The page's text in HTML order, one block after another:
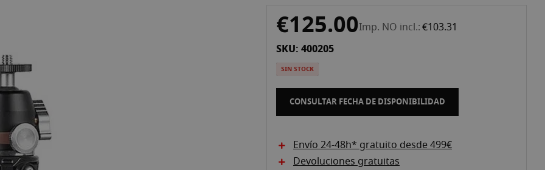
€125.00Imp. NO incl. €103.31
SKU: 400205
SIN STOCK
CONSULTAR FECHA DE DISPONIBILIDAD
Envío 24-48h* gratuito desde 499€
Devoluciones gratuitas